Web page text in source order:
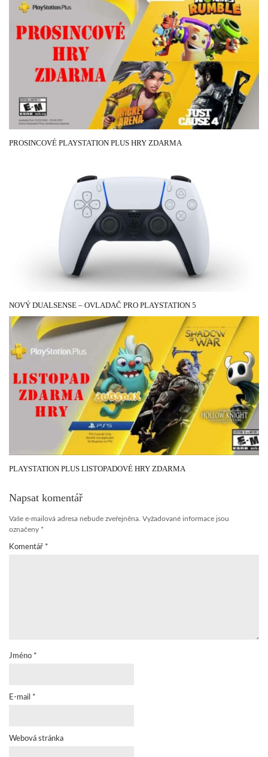
PROSINCOVÉ PLAYSTATION PLUS HRY ZDARMA
NOVÝ DUALSENSE – OVLADAČ PRO PLAYSTATION 5
6 LISTOPADU, 2020
PLAYSTATION PLUS LISTOPADOVÉ HRY ZDARMA
Napsat komentář
Vaše e-mailová adresa nebude zveřejněna. Vyžadované informace jsou
označeny *
Komentář *
Jméno *
E-mail *
Webová stránka